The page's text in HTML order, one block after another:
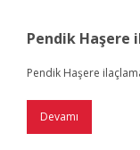
Pendik Haşere
Pendik Haşere
Devamı